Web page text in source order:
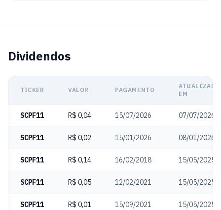
Dividendos
TICKER VALOR PAGAMENTO
ATUALIZADO
EM
SCPF11 R$ 0,04 15/07/2026 07/07/2026
SCPF11 R$ 0,02 15/01/2026 08/01/2026
SCPF11 R$ 0,14 16/02/2018 15/05/2025
SCPF11 R$ 0,05 12/02/2021 15/05/2025
SCPF11 R$ 0,01 15/09/2021 15/05/2025